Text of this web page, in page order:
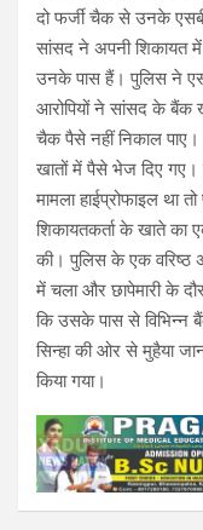
दो फर्जी चैक से उनके
सांसद ने अपनी शिकायत
उनके पास हैं। पुलिस ने
आरोपियों ने सांसद के बैंक
चैक पैसे नहीं निकाल
खातों में पैसे भेज दिए गए।
मामला हाईप्रोफाइल था
शिकायतकर्ता के खाते का
की। पुलिस के एक वरिष्ठ
में चला और छापेमारी के
कि उसके पास से विभिन्न
सिन्हा की ओर से मुहैया
किया गया।